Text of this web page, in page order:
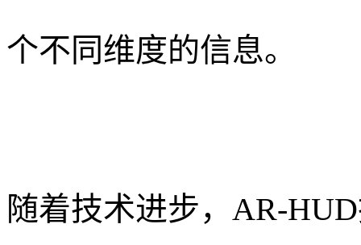
个不同维度的信息。
随着技术进步，AR-